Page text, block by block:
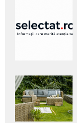
pentru
subtitlu
Adaugă
aici textul
pentru
subtitlu